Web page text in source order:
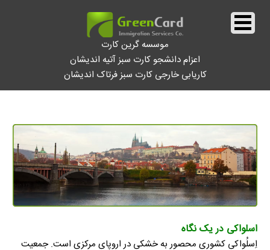
موسسه گرین کارت
اعزام دانشجو کارت سبز آتیه اندیشان
کاریابی خارجی کارت سبز فرتاک اندیشان
||اسلواکی||
اسلواکی در یک نگاه
اِسلُواکی کشوری محصور به خشکی در اروپای مرکزی است. جمعیت